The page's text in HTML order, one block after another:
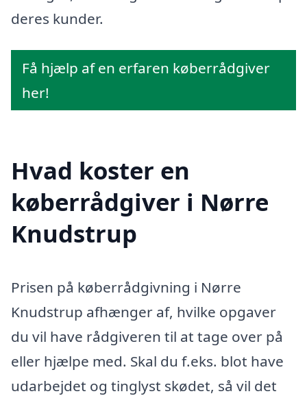
deres kunder.
Få hjælp af en erfaren køberrådgiver
her!
Hvad koster en
køberrådgiver i Nørre
Knudstrup
Prisen på køberrådgivning i Nørre
Knudstrup afhænger af, hvilke opgaver
du vil have rådgiveren til at tage over på
eller hjælpe med. Skal du f.eks. blot have
udarbejdet og tinglyst skødet, så vil det